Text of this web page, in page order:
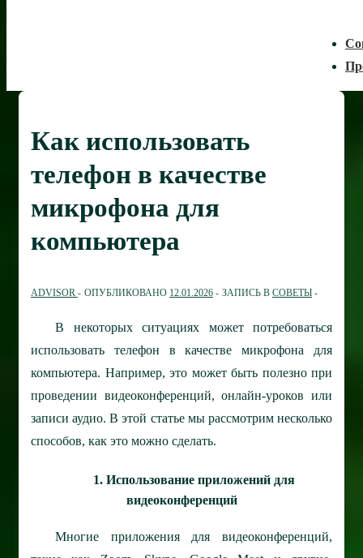
Как использовать
телефон в качестве
микрофона для
компьютера
ADVISOR ОПУБЛИКОВАНО 12.01.2026 ЗАПИСЬ В СОВЕТЫ
В некоторых ситуациях может потребоваться
использовать телефон в качестве микрофона для
компьютера. Например, это может быть полезно при
проведении видеоконференций, онлайн-уроков или
записи аудио. В этой статье мы рассмотрим несколько
способов, как это можно сделать.
1. Использование приложений для
видеоконференций
Многие приложения для видеоконференций,